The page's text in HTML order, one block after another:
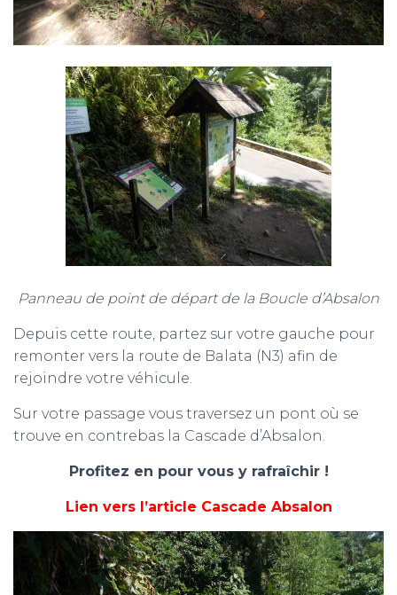
Panneau de point de départ de la Boucle d’Absalon
Depuis cette route, partez sur votre gauche pour
remonter vers la route de Balata (N3) afin de
rejoindre votre véhicule.
Sur votre passage vous traversez un pont où se
trouve en contrebas la Cascade d’Absalon.
Profitez en pour vous y rafraîchir !
Lien vers l’article Cascade Absalon